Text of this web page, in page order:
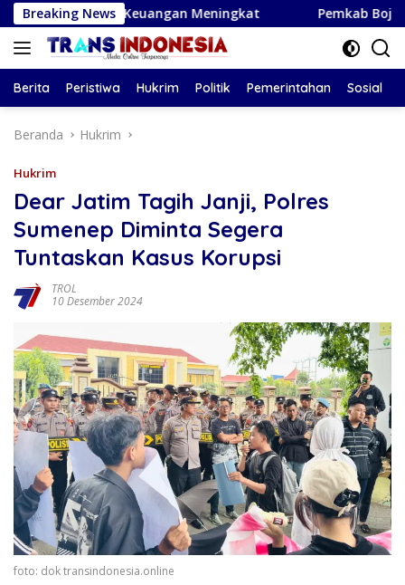
Langsung
ke
konten
Breaking News
Keuangan Meningkat Pemkab Bojonegoro
Berita Peristiwa Hukrim Politik Pemerintahan Sosial
Beranda Hukrim
Hukrim
Dear Jatim Tagih Janji, Polres
Sumenep Diminta Segera
Tuntaskan Kasus Korupsi
TROL
10 Desember 2024
foto: dok transindonesia.online